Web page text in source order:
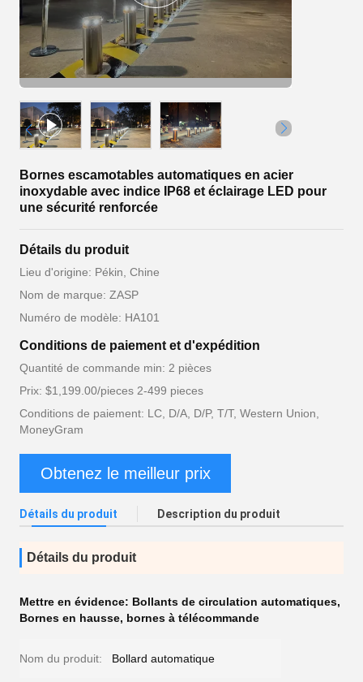
Bornes escamotables automatiques en acier
inoxydable avec indice IP68 et éclairage LED pour
une sécurité renforcée
Détails du produit
Lieu d'origine: Pékin, Chine
Nom de marque: ZASP
Numéro de modèle: HA101
Conditions de paiement et d'expédition
Quantité de commande min: 2 pièces
Prix: $1,199.00/pieces 2-499 pieces
Conditions de paiement: LC, D/A, D/P, T/T, Western Union,
MoneyGram
Obtenez le meilleur prix
Détails du produit Description du produit
Détails du produit
Mettre en évidence: Bollants de circulation automatiques,
Bornes en hausse, bornes à télécommande
Nom du produit: Bollard automatique